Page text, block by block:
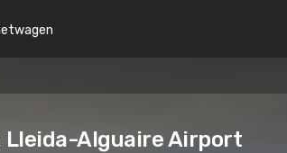
Lleida-Alguaire Airport